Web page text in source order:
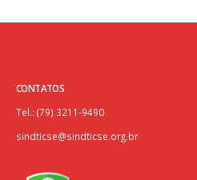
CONTATOS
Tel.: (79) 3211-9490
sindticse@sindticse.org.br